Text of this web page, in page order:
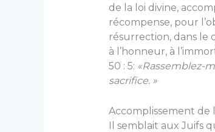
de la loi di­vine,
récompense, pour
résurrection, dans le
à l’honneur, à
50 : 5: «Rassemblez-
sacrifice. »
Accomplissement de
Il semblait aux Juifs